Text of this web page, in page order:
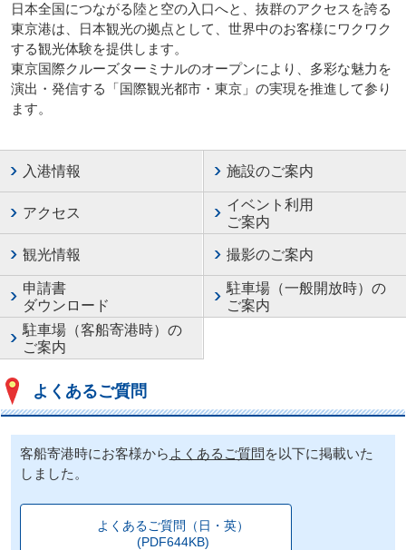
日本全国につながる陸と空の入口へと、抜群のアクセスを誇る
東京港は、日本観光の拠点として、世界中のお客様にワクワク
する観光体験を提供します。
東京国際クルーズターミナルのオープンにより、多彩な魅力を
演出・発信する「国際観光都市・東京」の実現を推進して参り
ます。
入港情報 施設のご案内
アクセス
イベント利用
ご案内
観光情報 撮影のご案内
申請書
ダウンロード
駐車場（一般開放時）の
ご案内
駐車場（客船寄港時）の
ご案内
よくあるご質問
客船寄港時にお客様から よくあるご質問 を以下に掲載いた
しました。
よくあるご質問（日・英）
(PDF644KB)